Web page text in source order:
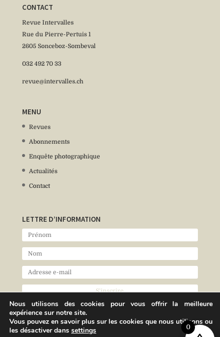
CONTACT
Revue Intervalles
Rue du Pierre-Pertuis 1
2605 Sonceboz-Sombeval
032 492 70 33
revue@intervalles.ch
MENU
Revues
Abonnements
Enquête photographique
Actualités
Contact
LETTRE D’INFORMATION
Nous utilisons des cookies pour vous offrir la meilleure
expérience sur notre site.
Vous pouvez en savoir plus sur les cookies que nous utilisons ou
les désactiver dans settings 0